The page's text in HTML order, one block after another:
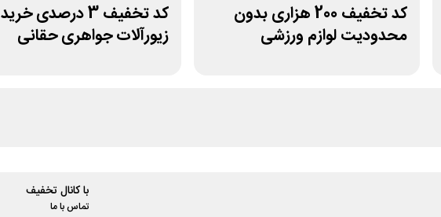
کد تخفیف 200 هزاری بدون
محدودیت لوازم ورزشی
کد تخفیف 3 درصدی خرید
زیورآلات جواهری حقانی
با کانال تخفیف
تماس با ما